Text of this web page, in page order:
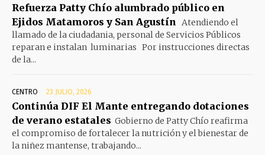
Refuerza Patty Chío alumbrado público en
Ejidos Matamoros y San Agustín Atendiendo el
llamado de la ciudadania, personal de Servicios Públicos
reparan e instalan luminarias Por instrucciones directas
de la...
CENTRO 23 JULIO, 2026
Continúa DIF El Mante entregando dotaciones
de verano estatales Gobierno de Patty Chío reafirma
el compromiso de fortalecer la nutrición y el bienestar de
la niñez mantense, trabajando...